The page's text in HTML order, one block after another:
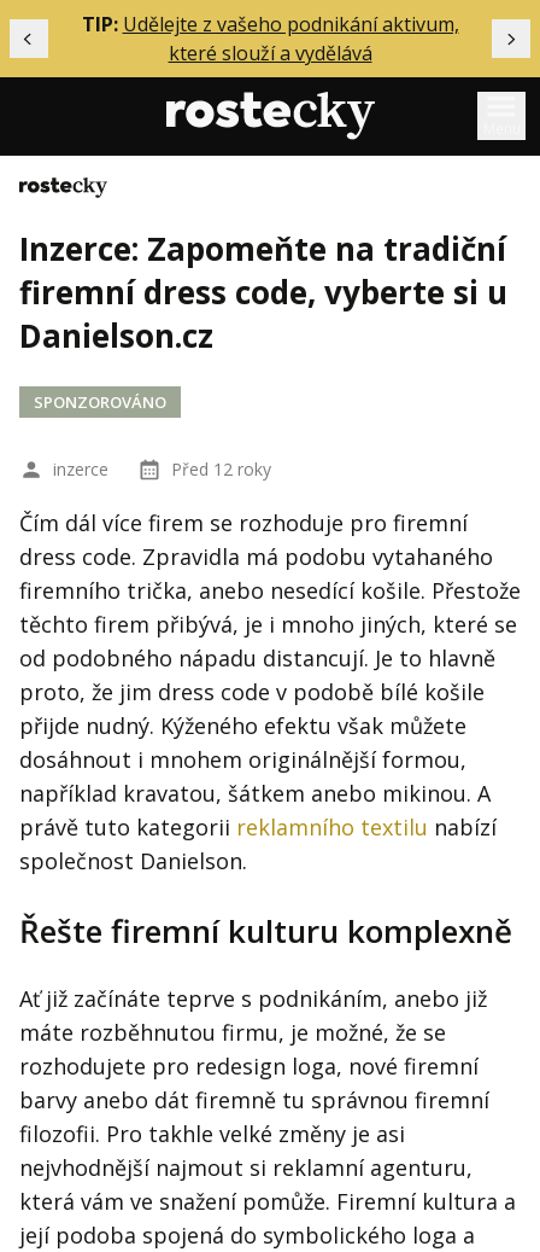
Předchozí
TIP: Udělejte z vašeho podnikání aktivum,
které slouží a vydělává
Mentoring
Podcasty
Solo
Akce
O mně
Kontakt
Obchodní podmínky
Hledaná fráze Hledat
Domů
Inzerce: Zapomeňte na tradiční
firemní dress code, vyberte si u
Danielson.cz
SPONZOROVÁNO
inzerce Před 12 roky
Čím dál více firem se rozhoduje pro firemní
dress code. Zpravidla má podobu vytahaného
firemního trička, anebo nesedící košile. Přestože
těchto firem přibývá, je i mnoho jiných, které se
od podobného nápadu distancují. Je to hlavně
proto, že jim dress code v podobě bílé košile
přijde nudný. Kýženého efektu však můžete
dosáhnout i mnohem originálnější formou,
například kravatou, šátkem anebo mikinou. A
právě tuto kategorii reklamního textilu nabízí
společnost Danielson.
Řešte firemní kulturu komplexně
Ať již začínáte teprve s podnikáním, anebo již
máte rozběhnutou firmu, je možné, že se
rozhodujete pro redesign loga, nové firemní
barvy anebo dát firemně tu správnou firemní
filozofii. Pro takhle velké změny je asi
nejvhodnější najmout si reklamní agenturu,
která vám ve snažení pomůže. Firemní kultura a
její podoba spojená do symbolického loga a